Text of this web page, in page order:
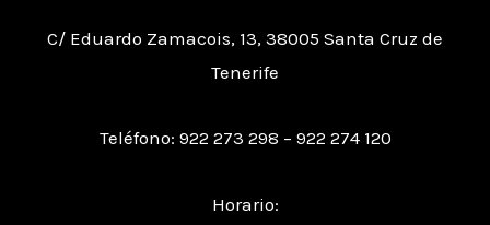
C/ Eduardo Zamacois, 13, 38005 Santa Cruz de
Tenerife
Teléfono: 922 273 298 – 922 274 120
Horario: